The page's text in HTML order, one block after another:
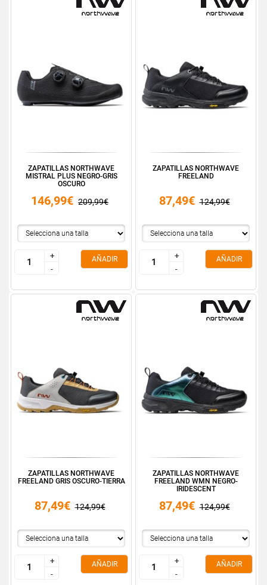
ZAPATILLAS NORTHWAVE
MISTRAL PLUS NEGRO-GRIS
OSCURO
146,99€ 209,99€
+
-
+
-
AÑADIR
ZAPATILLAS NORTHWAVE
FREELAND
87,49€ 124,99€
+
-
+
-
AÑADIR
ZAPATILLAS NORTHWAVE
FREELAND GRIS OSCURO-TIERRA
87,49€ 124,99€
+
-
+
-
AÑADIR
ZAPATILLAS NORTHWAVE
FREELAND WMN NEGRO-
IRIDESCENT
87,49€ 124,99€
+
-
+
-
AÑADIR